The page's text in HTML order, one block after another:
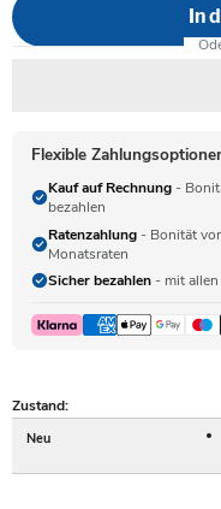
In
Flexible
Kauf auf Rechnung -
bezahlen
Ratenzahlung - Bonität
Monatsraten
Sicher bezahlen - mit
Zustand:
Neu